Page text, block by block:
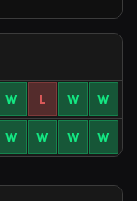
W L W W
W W W W